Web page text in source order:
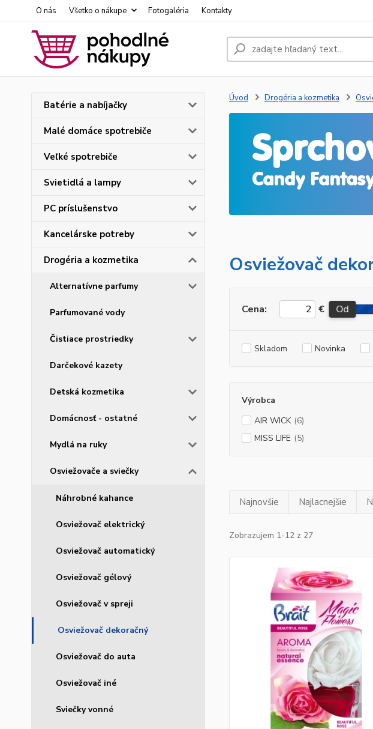
O nás Všetko o nákupe Fotogaléria Kontakty
Batérie a nabíjačky
Malé domáce spotrebiče
Veľké spotrebiče
Svietidlá a lampy
PC príslušenstvo
Kancelárske potreby
Drogéria a kozmetika
Alternatívne parfumy
Parfumované vody
Čistiace prostriedky
Darčekové kazety
Detská kozmetika
Domácnosť - ostatné
Mydlá na ruky
Osviežovače a sviečky
Náhrobné kahance
Osviežovač elektrický
Osviežovač automatický
Osviežovač gélový
Osviežovač v spreji
Osviežovač dekoračný
Osviežovač do auta
Osviežovač iné
Sviečky vonné
Úvod Drogéria a kozmetika
Osviežovač
Cena: € Od
Skladom Novinka
Výrobca
AIR WICK (6)
MISS LIFE (5)
Najnovšie Najlacnejšie
Zobrazujem 1-12 z 27